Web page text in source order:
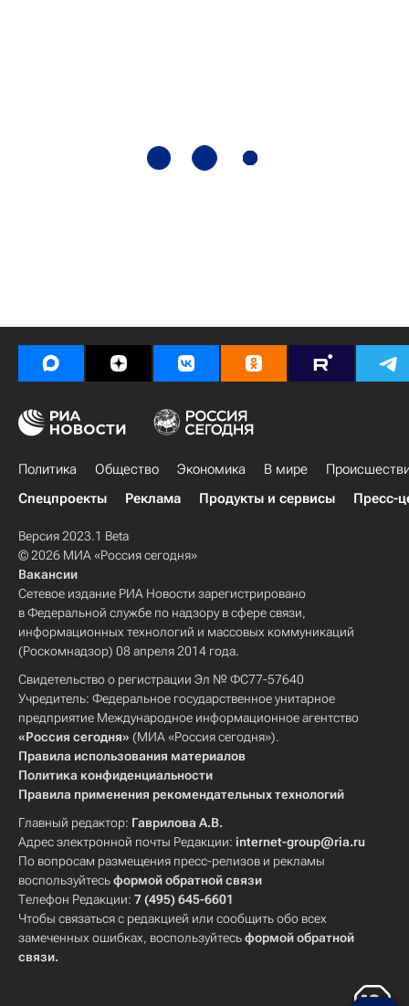
Политика Общество Экономика В мире
Спецпроекты
Реклама Продукты и сервисы Пресс-
Версия 2023.1 Beta
© 2026 МИА «Россия сегодня»
Вакансии
Сетевое издание РИА Новости зарегистрировано
в Федеральной службе по надзору в сфере связи,
информационных технологий и массовых коммуникаций
(Роскомнадзор) 08 апреля 2014 года.
Свидетельство о регистрации Эл № ФС77-57640
Учредитель: Федеральное государственное унитарное
предприятие Международное информационное агентство
«Россия сегодня» (МИА «Россия сегодня»).
Правила использования материалов
Политика конфиденциальности
Правила применения рекомендательных технологий
Главный редактор: Гаврилова А.В.
Адрес электронной почты Редакции: internet-group@ria.ru
По вопросам размещения пресс-релизов и рекламы
воспользуйтесьформой обратной связи
Телефон Редакции: 7 (495) 645-6601
Чтобы связаться с редакцией или сообщить обо всех
замеченных ошибках, воспользуйтесьформой обратной
связи.